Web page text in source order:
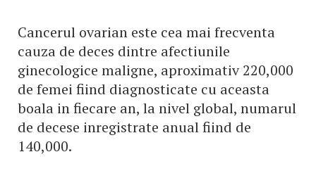
Cancerul ovarian este cea mai frecventa
cauza de deces dintre afectiunile
ginecologice maligne, aproximativ 220,000
de femei fiind diagnosticate cu aceasta
boala in fiecare an, la nivel global, numarul
de decese inregistrate anual fiind de
140,000.